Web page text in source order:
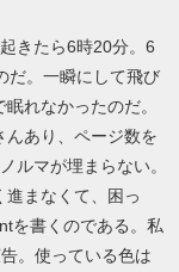
きたら6時20分。6
だ。一瞬にして飛び
れなかったのだ。
んあり、ページ数を
ルマが埋まらない。
まなくて、困っ
を書くのである。私
。使っている色は